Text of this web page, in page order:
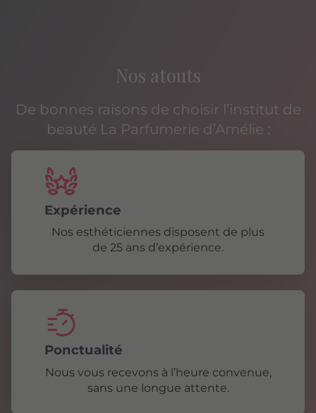
Nos atouts
De bonnes raisons de choisir l’institut de
beauté La Parfumerie d’Amélie :
Expérience
Nos esthéticiennes disposent de plus
de 25 ans d’expérience.
Ponctualité
Nous vous recevons à l’heure convenue,
sans une longue attente.